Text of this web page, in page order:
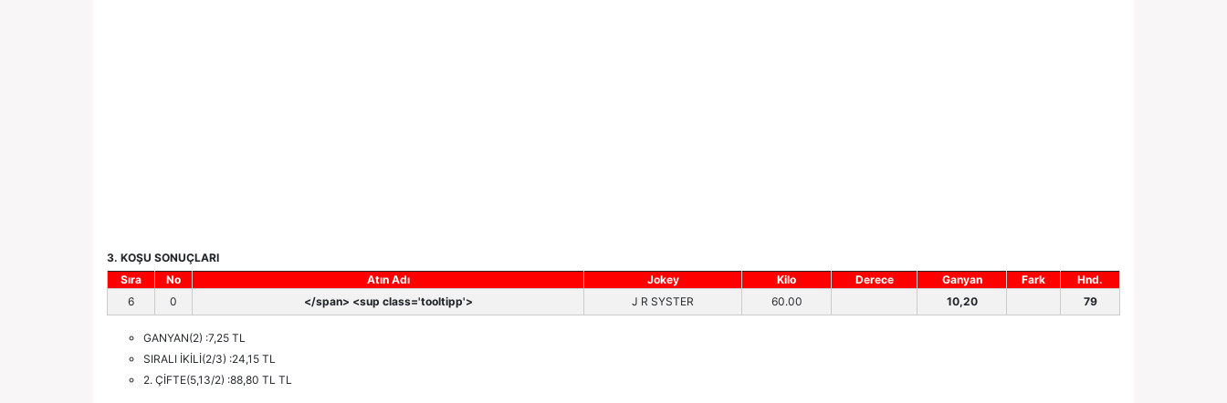
3. KOŞU SONUÇLARI
Sıra
No Atın Adı Jokey Kilo Derece Ganyan Fark
Hnd.
6
0 </span> <sup class='tooltipp'> J R SYSTER 60.00 10,20 79
GANYAN(2) :7,25 TL
SIRALI İKİLİ(2/3) :24,15 TL
2. ÇİFTE(5,13/2) :88,80 TL TL